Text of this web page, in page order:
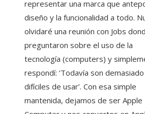
representar una marca que
diseño y la funcionalidad a todo.
olvidaré una reunión con Jobs
preguntaron sobre el uso de la
tecnología (computers) y
respondí: ‘Todavía son demasiado
difíciles de usar’. Con esa simple
mantenida, dejamos de ser Apple